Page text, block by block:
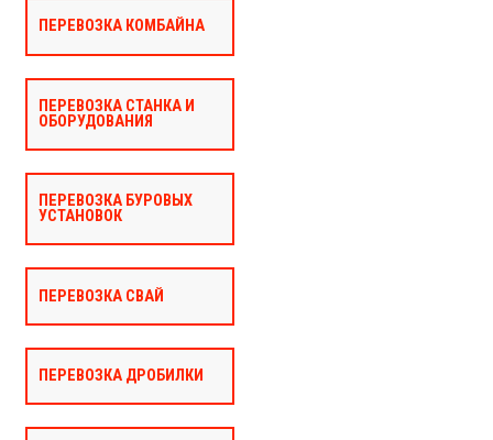
ПЕРЕВОЗКА КОМБАЙНА
ПЕРЕВОЗКА СТАНКА И
ОБОРУДОВАНИЯ
ПЕРЕВОЗКА БУРОВЫХ
УСТАНОВОК
ПЕРЕВОЗКА СВАЙ
ПЕРЕВОЗКА ДРОБИЛКИ